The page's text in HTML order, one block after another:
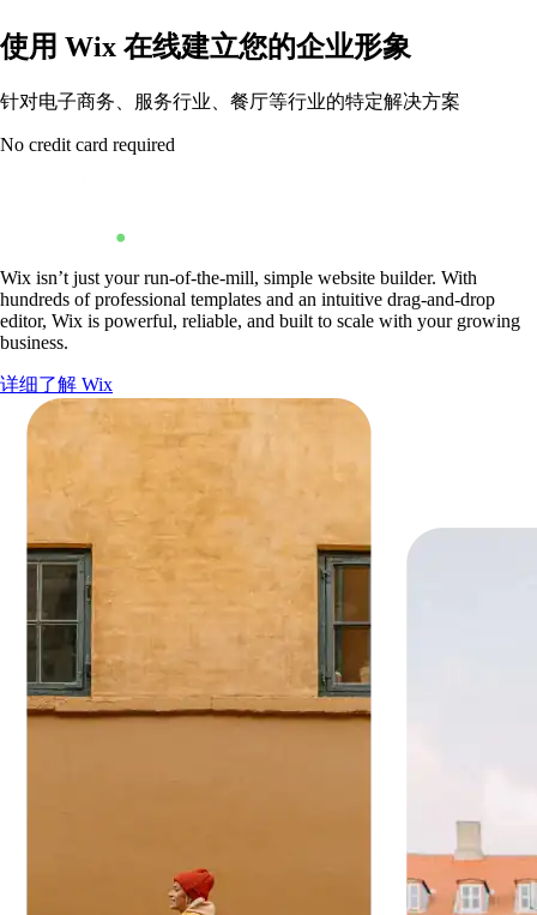
使用 Wix 在线建立您的企业形象
针对电子商务、服务行业、餐厅等行业的特定解决方案
No credit card required
Wix isn’t just your run-of-the-mill, simple website builder. With
hundreds of professional templates and an intuitive drag-and-drop
editor, Wix is powerful, reliable, and built to scale with your growing
business.
详细了解 Wix